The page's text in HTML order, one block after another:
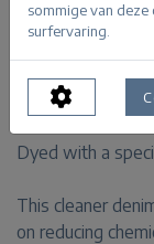
About our Kate
Kate has
Dyed with a
This cleaner
on reducing
sommige van
surfervaring.